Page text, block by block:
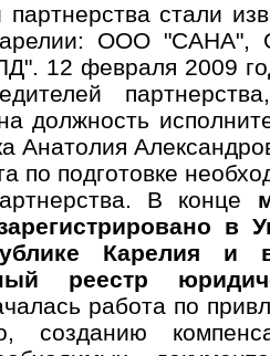
партнерства стали
ООО
12 февраля 2009
должность
Анатолия
по подготовке
В конце
в
Карелия и
реестр
работа по
созданию